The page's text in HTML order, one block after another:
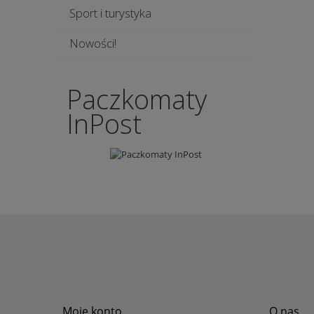
Sport i turystyka
Nowości!
Paczkomaty
InPost